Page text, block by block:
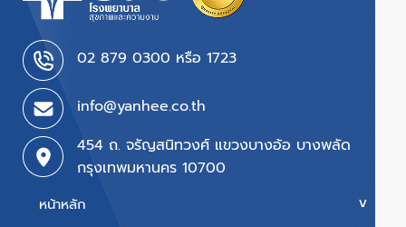
02 879 0300 หรือ 1723
info@yanhee.co.th
454 ถ. จรัญสนิทวงศ์ แขวงบางอ้อ บางพลัด
กรุงเทพมหานคร 10700
หน้าหลัก